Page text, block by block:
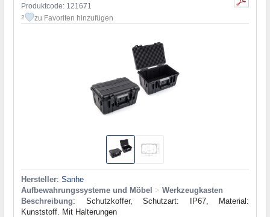
Produktcode: 121671
2 zu Favoriten hinzufügen
Hersteller: Sanhe
Aufbewahrungssysteme und Möbel > Werkzeugkasten
Beschreibung: Schutzkoffer, Schutzart: IP67, Material:
Kunststoff. Mit Halterungen